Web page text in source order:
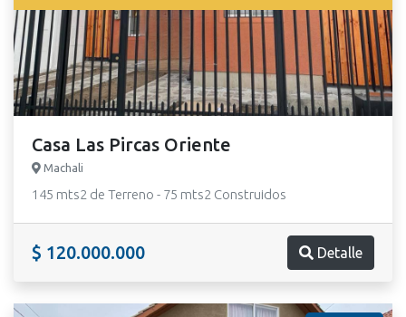
Casa Las Pircas Oriente
Machali
145 mts2 de Terreno - 75 mts2 Construidos
$ 120.000.000 Detalle